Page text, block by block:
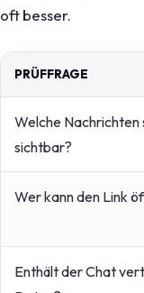
oft besser.
PRÜFFRAGE
Welche Nachrichten
sichtbar?
Wer kann den Link
Enthält der Chat